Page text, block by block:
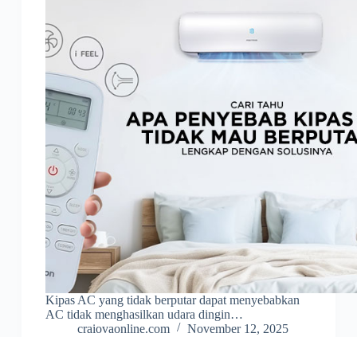
Kipas AC yang tidak berputar dapat menyebabkan
AC tidak menghasilkan udara dingin…
craiovaonline.com
November 12, 2025